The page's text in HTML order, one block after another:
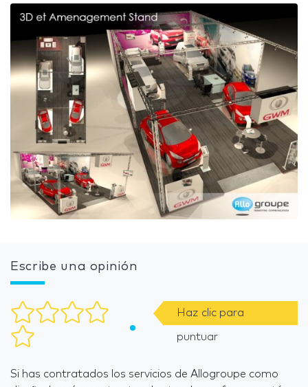
Escribe una opinión
Haz clic para
puntuar
Si has contratados los servicios de Allogroupe como